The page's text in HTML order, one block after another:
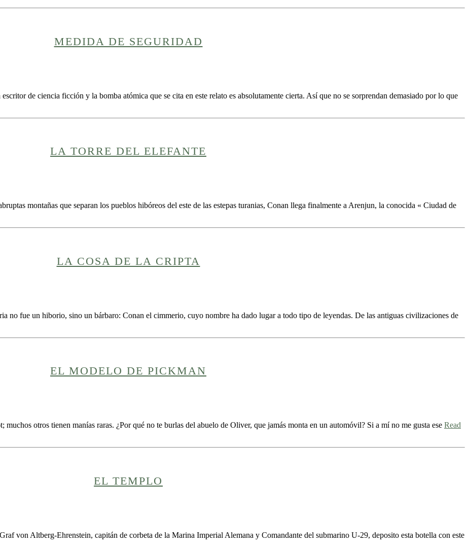
MEDIDA DE SEGURIDAD
de ciencia ficción y la bomba atómica que se cita en este relato es absolutamente cierta. Así que no se sorprendan demasiado por lo que
LA TORRE DEL ELEFANTE
montañas que separan los pueblos hibóreos del este de las estepas turanias, Conan llega finalmente a Arenjun, la conocida « Ciudad de
LA COSA DE LA CRIPTA
no fue un hiborio, sino un bárbaro: Conan el cimmerio, cuyo nombre ha dado lugar a todo tipo de leyendas. De las antiguas civilizaciones de
EL MODELO DE PICKMAN
otros tienen manías raras. ¿Por qué no te burlas del abuelo de Oliver, que jamás monta en un automóvil? Si a mí no me gusta ese Read
EL TEMPLO
von Altberg-Ehrenstein, capitán de corbeta de la Ma­rina Imperial Alemana y Comandante del submarino U-29, deposito esta botella con este